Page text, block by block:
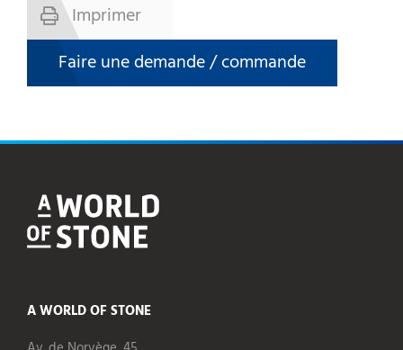
Imprimer
Faire une demande / commande
A WORLD OF STONE